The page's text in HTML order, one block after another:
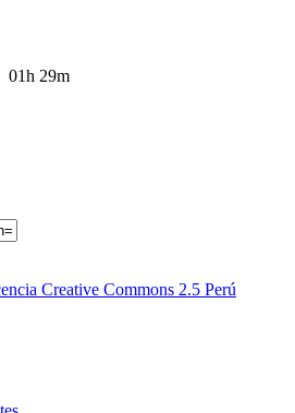
Internacional BIREDIAL - ISTEC
Internacional BIREDIAL - ISTEC
Internacional BIREDIAL - ISTEC
01h 29m
Creative Commons 2.5 Perú